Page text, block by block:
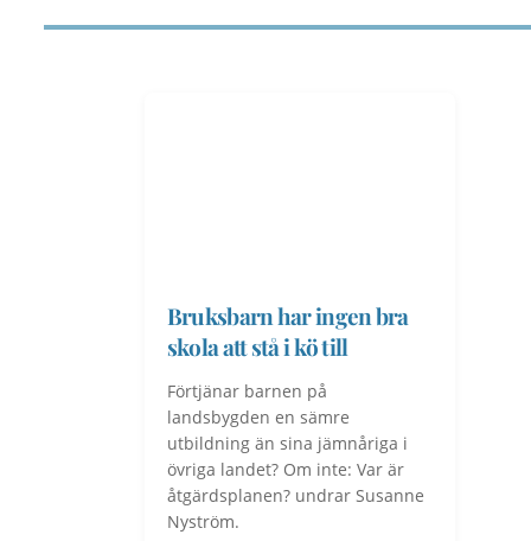
Bruksbarn har ingen bra
skola att stå i kö till
Förtjänar barnen på
landsbygden en sämre
utbildning än sina jämnåriga i
övriga landet? Om inte: Var är
åtgärdsplanen? undrar Susanne
Nyström.